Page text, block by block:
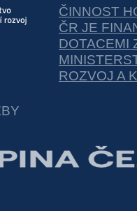
ČINNOST
ČR JE
DOTACEMI
ROZVOJ A